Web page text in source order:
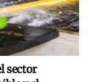
sector